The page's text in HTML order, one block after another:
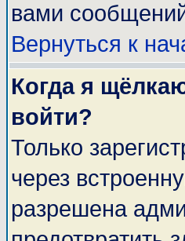
вами
Вернуться к
Когда я
войти?
Только
через
разрешена